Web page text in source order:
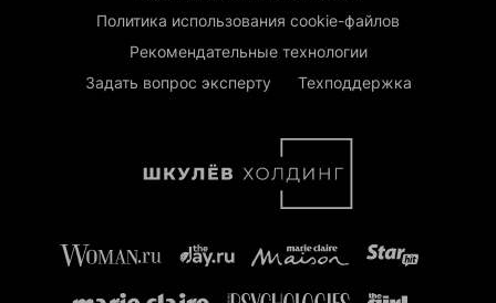
Политика использования cookie-файлов
Рекомендательные технологии
Задать вопрос эксперту
Техподдержка